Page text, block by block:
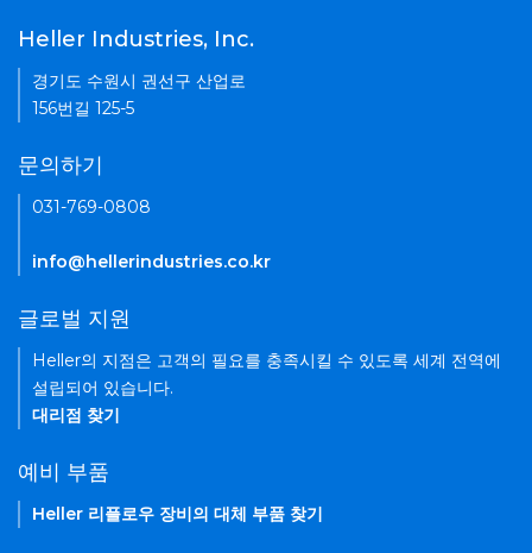
Heller Industries, Inc.
경기도 수원시 권선구 산업로
156번길 125-5
문의하기
031-769-0808
info@hellerindustries.co.kr
글로벌 지원
Heller의 지점은 고객의 필요를 충족시킬 수 있도록 세계 전역에
설립되어 있습니다.
대리점 찾기
예비 부품
Heller 리플로우 장비의 대체 부품 찾기